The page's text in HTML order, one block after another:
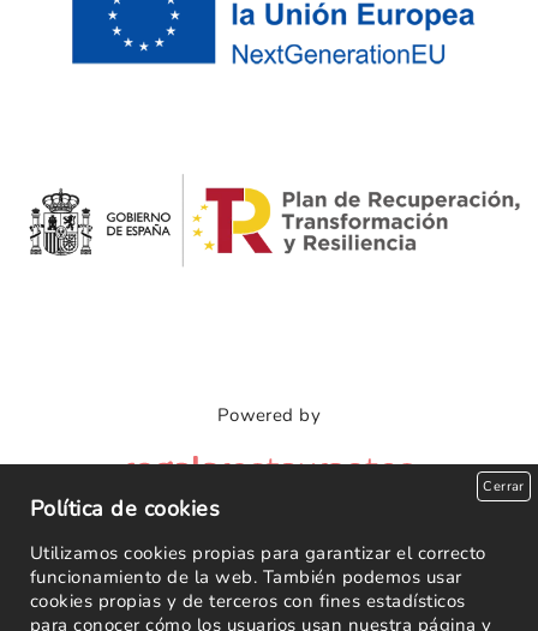
Powered by
Copyright 2026
Cerrar
Política de cookies
Utilizamos cookies propias para garantizar el correcto
funcionamiento de la web. También podemos usar
cookies propias y de terceros con fines estadísticos
para conocer cómo los usuarios usan nuestra página y